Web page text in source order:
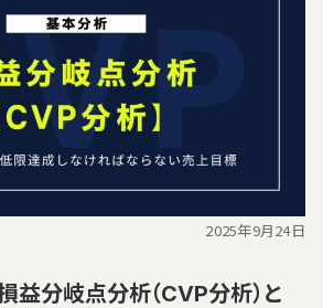
2025年9月24日
益分岐点分析（CVP分析）と